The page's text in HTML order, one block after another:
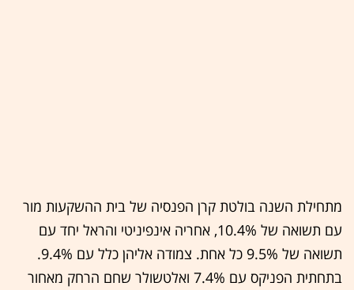
מתחילת השנה בולטת קרן הפנסיה של בית ההשקעות מור
עם תשואה של 10.4%, אחריה אינפיניטי והראל יחד עם
תשואה של 9.5% כל אחת. צמודה אליהן כלל עם 9.4%.
בתחתית הפניקס עם 7.4% ואלטשולר שחם הרחק מאחור